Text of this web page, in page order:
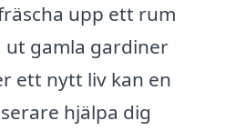
upp ett rum
ut gamla gardiner
ett nytt liv kan en
hjälpa dig